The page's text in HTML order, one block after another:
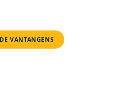
VANTANGENS